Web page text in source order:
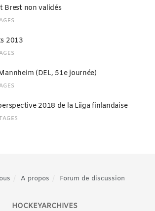
Brest non validés
2013
(DEL, 51e journée)
2018 de la Liiga finlandaise
A propos Forum de discussion
HOCKEYARCHIVES